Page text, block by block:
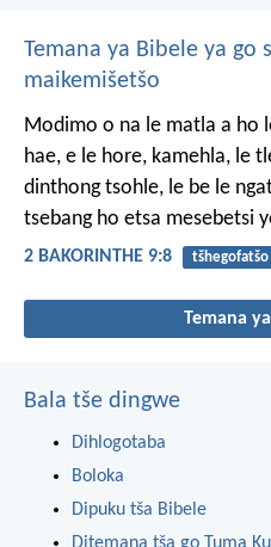
Temana ya Bibele ya go
maikemišetšo
Modimo o na le matla a ho
hae, e le hore, kamehla, le
dinthong tsohle, le be le
tsebang ho etsa mesebetsi
2 BAKORINTHE 9:8 tšhegofatšo
Temana
Bala tše dingwe
Dihlogotaba
Boloka
Dipuku tša Bibele